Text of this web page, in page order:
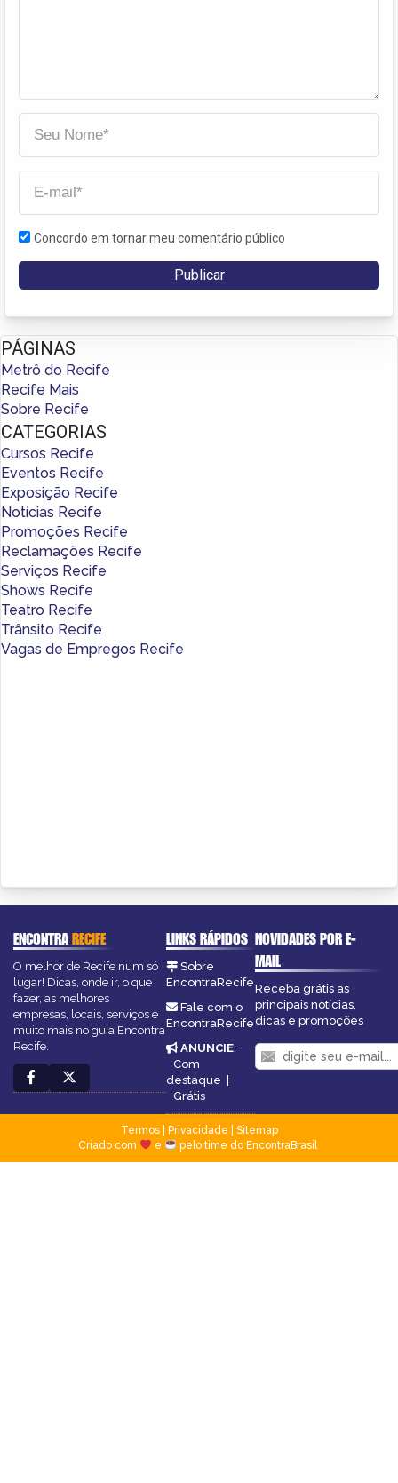
Concordo em tornar meu comentário público
PÁGINAS
Metrô do Recife
Recife Mais
Sobre Recife
CATEGORIAS
Cursos Recife
Eventos Recife
Exposição Recife
Notícias Recife
Promoções Recife
Reclamações Recife
Serviços Recife
Shows Recife
Teatro Recife
Trânsito Recife
Vagas de Empregos Recife
ENCONTRARECIFE
O melhor de Recife num só
lugar! Dicas, onde ir, o que
fazer, as melhores
empresas, locais, serviços e
muito mais no guia Encontra
Recife.
LINKS RÁPIDOS
Sobre
EncontraRecife
Fale com o
EncontraRecife
ANUNCIE:
Com
destaque
Grátis
NOVIDADES POR E-
MAIL
Receba grátis as
principais notícias,
dicas e promoções
Termos| Privacidade
Sitemap
Criado com
e pelo time do EncontraBrasil